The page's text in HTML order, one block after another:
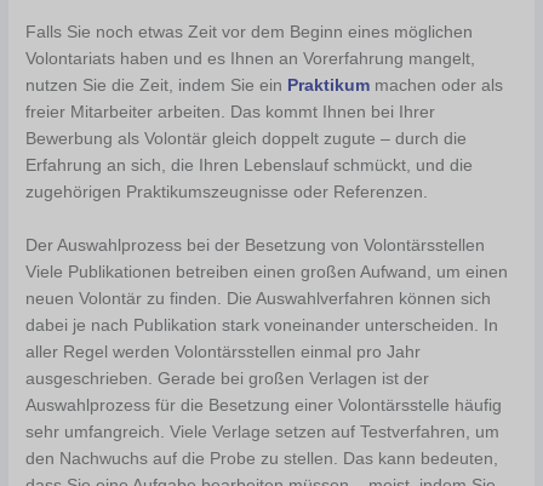
Falls Sie noch etwas Zeit vor dem Beginn eines möglichen
Volontariats haben und es Ihnen an Vorerfahrung mangelt,
nutzen Sie die Zeit, indem Sie ein Praktikum machen oder als
freier Mitarbeiter arbeiten. Das kommt Ihnen bei Ihrer
Bewerbung als Volontär gleich doppelt zugute – durch die
Erfahrung an sich, die Ihren Lebenslauf schmückt, und die
zugehörigen Praktikumszeugnisse oder Referenzen.
Der Auswahlprozess bei der Besetzung von Volontärsstellen
Viele Publikationen betreiben einen großen Aufwand, um einen
neuen Volontär zu finden. Die Auswahlverfahren können sich
dabei je nach Publikation stark voneinander unterscheiden. In
aller Regel werden Volontärsstellen einmal pro Jahr
ausgeschrieben. Gerade bei großen Verlagen ist der
Auswahlprozess für die Besetzung einer Volontärsstelle häufig
sehr umfangreich. Viele Verlage setzen auf Testverfahren, um
den Nachwuchs auf die Probe zu stellen. Das kann bedeuten,